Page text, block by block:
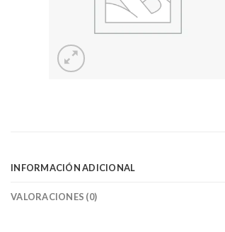
INFORMACIÓN ADICIONAL
VALORACIONES (0)